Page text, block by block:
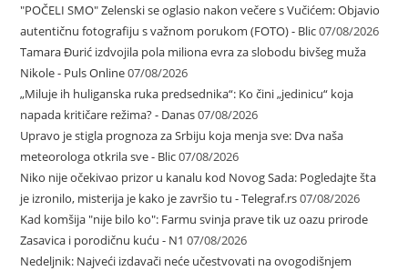
"POČELI SMO" Zelenski se oglasio nakon večere s Vučićem: Objavio
autentičnu fotografiju s važnom porukom (FOTO) - Blic07/08/2026
Tamara Đurić izdvojila pola miliona evra za slobodu bivšeg muža
Nikole - Puls Online07/08/2026
„Miluje ih huliganska ruka predsednika“: Ko čini „jedinicu“ koja
napada kritičare režima? - Danas07/08/2026
Upravo je stigla prognoza za Srbiju koja menja sve: Dva naša
meteorologa otkrila sve - Blic07/08/2026
Niko nije očekivao prizor u kanalu kod Novog Sada: Pogledajte šta
je izronilo, misterija je kako je završio tu - Telegraf.rs07/08/2026
Kad komšija "nije bilo ko": Farmu svinja prave tik uz oazu prirode
Zasavica i porodičnu kuću - N1 07/08/2026
Nedeljnik: Najveći izdavači neće učestvovati na ovogodišnjem